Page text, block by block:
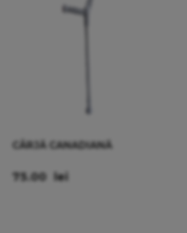
CÂRJĂ CANADIANĂ
75.00 lei